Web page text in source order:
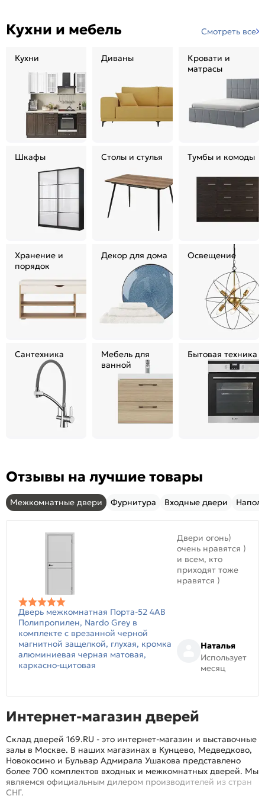
Кухни и мебель Смотреть все
Кухни Диваны
Кровати и
матрасы
Шкафы Столы и стулья Тумбы и комоды
Хранение и
порядок
Декор для дома Освещение
Сантехника
Мебель для
ванной
Бытовая техника
Отзывы на лучшие товары
Межкомнатные двери Фурнитура Входные двери
Дверь межкомнатная Порта-52 4AB
Полипропилен, Nardo Grey в
комплекте с врезанной черной
магнитной защелкой, глухая, кромка
алюминиевая черная матовая,
каркасно-щитовая
Двери огонь)
очень нравятся )
и всем, кто
приходят тоже
нравятся )
Наталья
Использует
месяц
Интернет-магазин дверей
Склад дверей 169.RU - это интернет-магазин и выставочные
залы в Москве. В наших магазинах в Кунцево, Медведково,
Новокосино и Бульвар Адмирала Ушакова представлено
более 700 комплектов входных и межкомнатных дверей. Мы
являемся официальным дилером производителей из стран
СНГ.